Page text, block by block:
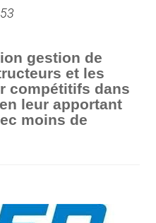
gestion de
et les
compétitifs dans
leur apportant
moins de